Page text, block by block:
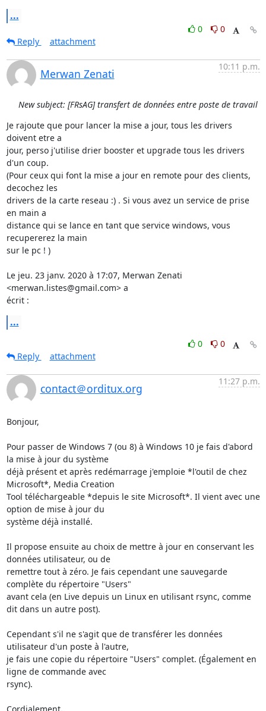
...
0
0
Reply
attachment
Merwan Zenati
10:11 p.m.
New subject: [FRsAG] transfert de données entre poste de travail
Je rajoute que pour lancer la mise a jour, tous les drivers
doivent etre a
jour, perso j'utilise drier booster et upgrade tous les drivers
d'un coup.
(Pour ceux qui font la mise a jour en remote pour des clients,
decochez les
drivers de la carte reseau :) . Si vous avez un service de prise
en main a
distance qui se lance en tant que service windows, vous
recupererez la main
sur le pc ! )
Le jeu. 23 janv. 2020 à 17:07, Merwan Zenati
<merwan.listes@gmail.com> a
écrit :
...
0
0
Reply
attachment
contact＠orditux.org
11:27 p.m.
Bonjour,
Pour passer de Windows 7 (ou 8) à Windows 10 je fais d'abord
la mise à jour du système
déjà présent et après redémarrage j'emploie *l'outil de chez
Microsoft*, Media Creation
Tool téléchargeable *depuis le site Microsoft*. Il vient avec une
option de mise à jour du
système déjà installé.
Il propose ensuite au choix de mettre à jour en conservant les
données utilisateur, ou de
remettre tout à zéro. Je fais cependant une sauvegarde
complète du répertoire "Users"
avant cela (en Live depuis un Linux en utilisant rsync, comme
dit dans un autre post).
Cependant s'il ne s'agit que de transférer les données
utilisateur d'un poste à l'autre,
je fais une copie du répertoire "Users" complet. (Également en
ligne de commande avec
rsync).